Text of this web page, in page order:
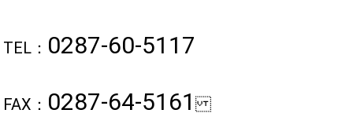
TEL： 0287-60-5117
FAX： 0287-64-5161